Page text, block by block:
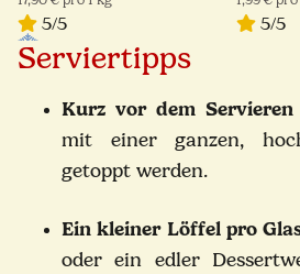
5/5 5/5
Serviertipps
Kurz vor dem Servieren
mit einer ganzen,
getoppt werden.
Ein kleiner Löffel pro
oder ein edler